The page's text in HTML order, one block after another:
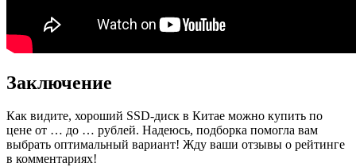
Заключение
Как видите, хороший SSD-диск в Китае можно купить по
цене от … до … рублей. Надеюсь, подборка помогла вам
выбрать оптимальный вариант! Жду ваши отзывы о рейтинге
в комментариях!